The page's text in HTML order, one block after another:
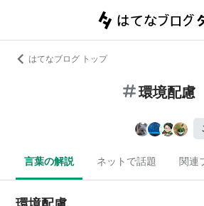
はてなブログ トップ
環境配慮
言葉の解説 ネットで話題 関連